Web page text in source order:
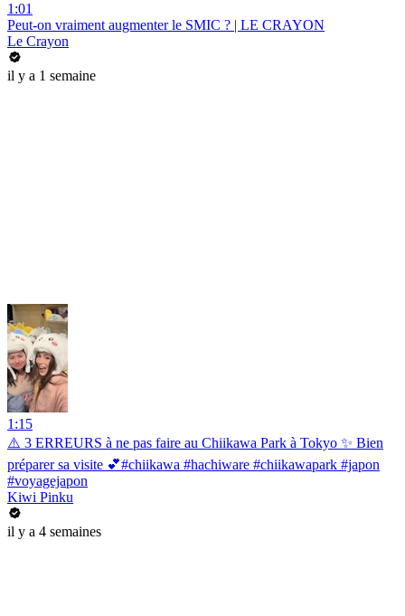
1:01
Peut-on vraiment augmenter le SMIC ? | LE CRAYON
Le Crayon
il y a 1 semaine
1:15
⚠️ 3 ERREURS à ne pas faire au Chiikawa Park à Tokyo ✨ Bien
préparer sa visite 💕#chiikawa #hachiware #chiikawapark #japon
#voyagejapon
Kiwi Pinku
il y a 4 semaines